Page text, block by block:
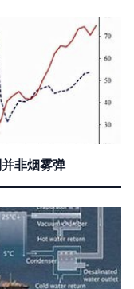
非烟雾弹